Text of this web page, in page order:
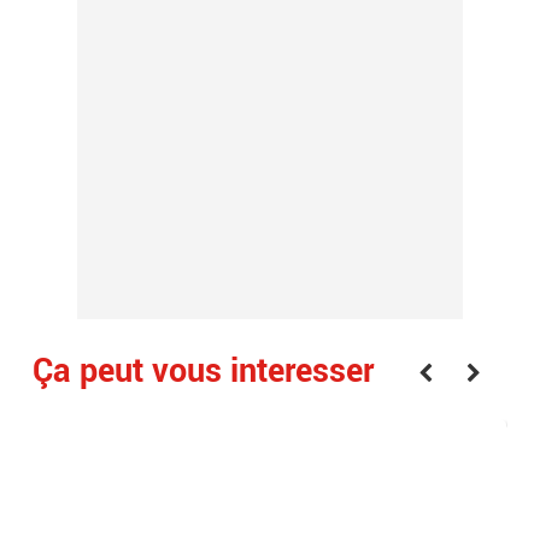
Ça peut vous interesser